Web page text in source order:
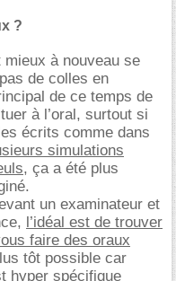
?
à nouveau se
de colles en
de ce temps de
à l’oral, surtout si
écrits comme dans
simulations
, ça a été plus
un examinateur et
l’idéal est de trouver
faire des oraux
tôt possible car
hyper spécifique